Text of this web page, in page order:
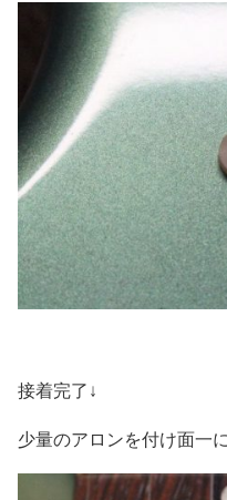
接着完了↓
少量のアロンを付け面一